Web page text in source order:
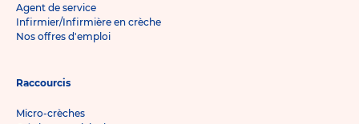
Agent de service
Infirmier/Infirmière en crèche
Nos offres d'emploi
Raccourcis
Micro-crèches